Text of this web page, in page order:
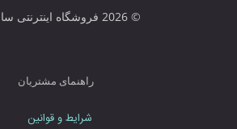
ر
م
ی
© 2026 فروشگاه اینترنتی سال‌ست
راهنمای مشتریان
شرایط و قوانین